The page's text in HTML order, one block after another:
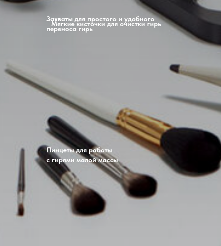
Захваты для простого и удобного
переноса гирь
Пинцеты для работы
с гирями малой массы
Мягкие кисточки для очистки гирь